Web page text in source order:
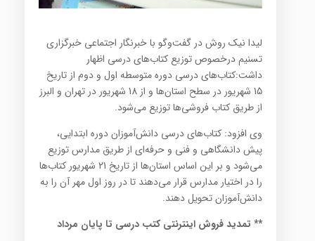
لیدا نیک روش در گفت‌وگو با خبرنگار اجتماعی خبرگزاری
تسنیم درخصوص توزیع کتاب‌های درسی اظهار
داشت:‌کتاب‌های درسی دوره متوسطه اول و دوم از تاریخ
15 شهریور در سطح استان‌ها و از 18 شهریور در تهران و البرز
از طریق کتاب فروشی‌ها توزیع می‌شود.
وی افزود:‌ کتاب‌های درسی دانش‌آموزان دوره ابتدایی،
پیش دانشگاهی و فنی و حرفه‌ای از طریق مدارس توزیع
می‌شود و بر این اساس استان‌ها از تاریخ 21 شهریور کتاب‌ها
را در اختیار مدارس قرار می‌دهند تا در روز اول مهر آن را به
دانش‌آموزان تحویل دهند.
** تمدید فروش اینترنتی کتب درسی تا پایان مرداد